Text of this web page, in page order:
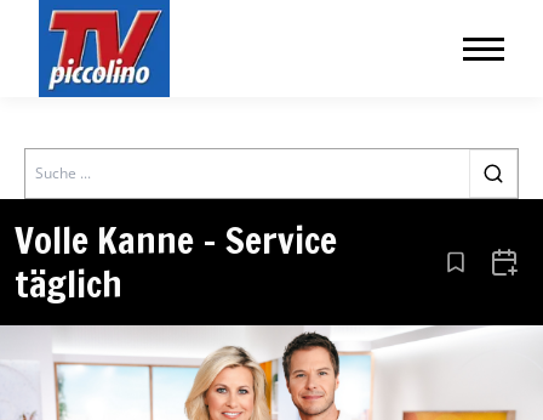
Search
Volle Kanne – Service
täglich
Aus den